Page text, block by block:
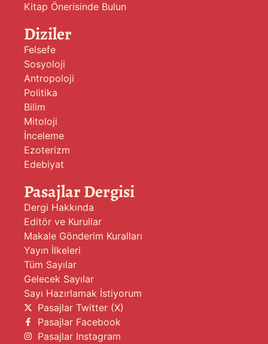
Kitap Önerisinde Bulun
Diziler
Felsefe
Sosyoloji
Antropoloji
Politika
Bilim
Mitoloji
İnceleme
Ezoterizm
Edebiyat
Pasajlar Dergisi
Dergi Hakkında
Editör ve Kurullar
Makale Gönderim Kuralları
Yayın İlkeleri
Tüm Sayılar
Gelecek Sayılar
Sayı Hazırlamak İstiyorum
Pasajlar Twitter (X)
Pasajlar Facebook
Pasajlar Instagram